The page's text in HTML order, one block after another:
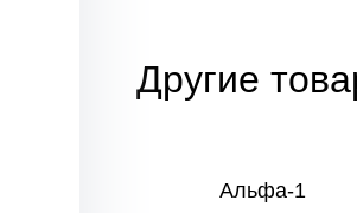
Другие
Альфа-1